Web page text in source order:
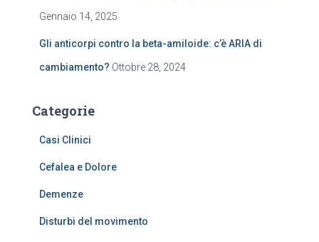
Gennaio 14, 2025
Gli anticorpi contro la beta-amiloide: c’è ARIA di
cambiamento? Ottobre 28, 2024
Categorie
Casi Clinici
Cefalea e Dolore
Demenze
Disturbi del movimento